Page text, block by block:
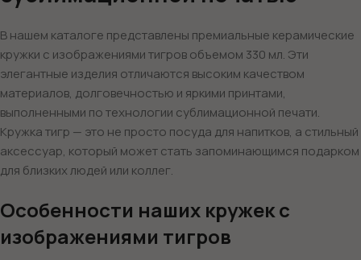
В нашем каталоге представлены премиальные керамические
кружки с изображениями тигров объемом 330 мл. Эти
элегантные изделия отличаются высоким качеством
материалов, долговечностью и яркими принтами,
выполненными по технологии сублимационной печати.
Кружка тигр — это не просто посуда для напитков, а стильный
аксессуар, который может стать запоминающимся подарком
для близких людей или коллег.
Особенности наших кружек с
изображениями тигров